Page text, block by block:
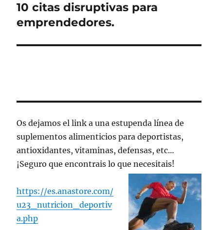
Entrada
siguiente:
10 citas disruptivas para
emprendedores.
Os dejamos el link a una estupenda línea de
suplementos alimenticios para deportistas,
antioxidantes, vitaminas, defensas, etc…
¡Seguro que encontrais lo que necesitais!
https://es.anastore.com/
u23_nutricion_deportiv
a.php